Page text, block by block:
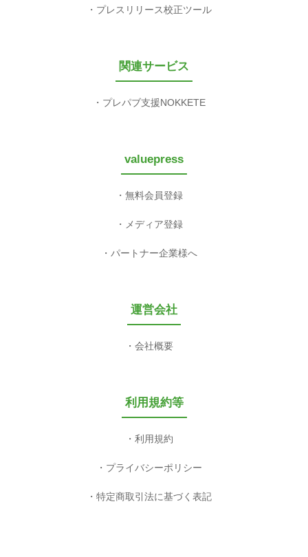
プレスリリース校正ツール
関連サービス
プレパブ支援NOKKETE
valuepress
無料会員登録
メディア登録
パートナー企業様へ
運営会社
会社概要
利用規約等
利用規約
プライバシーポリシー
特定商取引法に基づく表記